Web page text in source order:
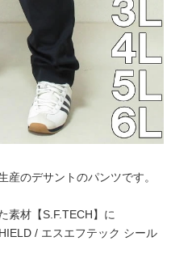
産のデサントのパンツです。
素材【S.F.TECH】に
/ エスエフテック シール